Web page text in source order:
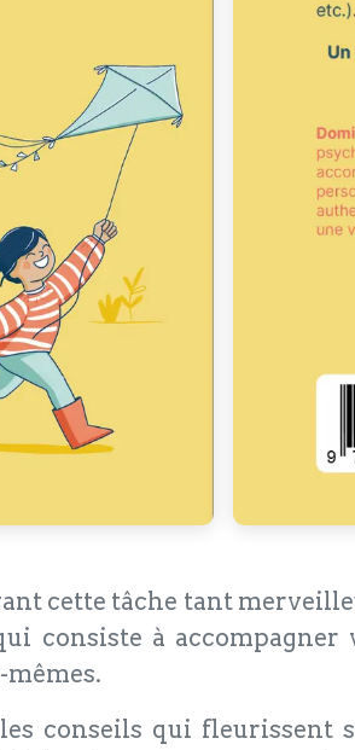
cette tâche tant
consiste à
conseils qui